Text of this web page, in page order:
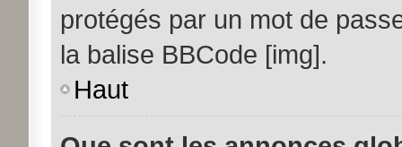
protégés par un mot de
la balise BBCode [img].
Haut